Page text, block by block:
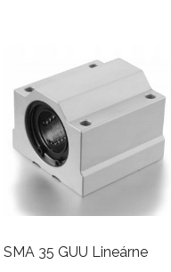
SMA 35 GUU Lineárne